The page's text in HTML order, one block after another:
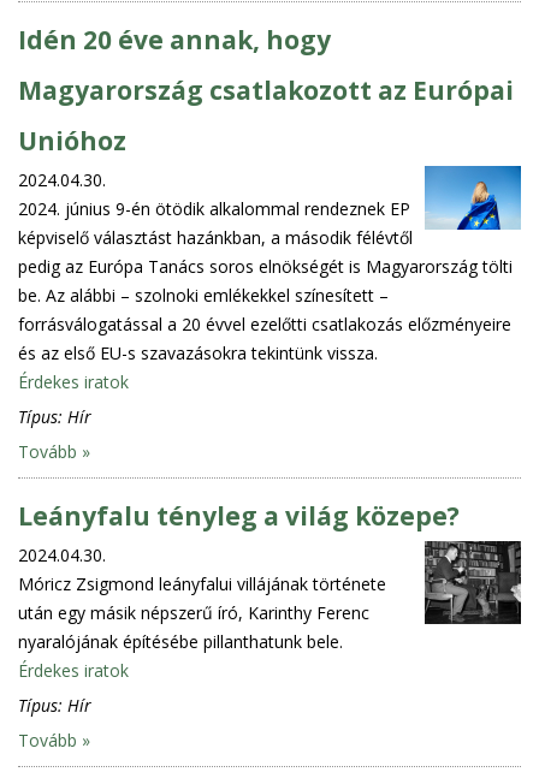
Idén 20 éve annak, hogy
Magyarország csatlakozott az Európai
Unióhoz
2024.04.30.
2024. június 9-én ötödik alkalommal rendeznek EP
képviselő választást hazánkban, a második félévtől
pedig az Európa Tanács soros elnökségét is Magyarország tölti
be. Az alábbi – szolnoki emlékekkel színesített –
forrásválogatással a 20 évvel ezelőtti csatlakozás előzményeire
és az első EU-s szavazásokra tekintünk vissza.
Érdekes iratok
Típus: Hír
Tovább »
Leányfalu tényleg a világ közepe?
2024.04.30.
Móricz Zsigmond leányfalui villájának története
után egy másik népszerű író, Karinthy Ferenc
nyaralójának építésébe pillanthatunk bele.
Érdekes iratok
Típus: Hír
Tovább »